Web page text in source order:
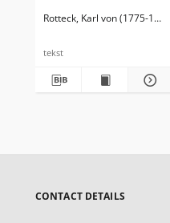
Rotteck, Karl von (1775-1840)
tekst
CONTACT DETAILS